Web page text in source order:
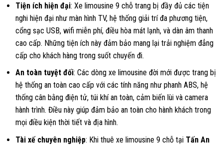
Tiện ích hiện đại: Xe limousine 9 chỗ trang bị đầy đủ các tiện
nghi hiện đại như màn hình TV, hệ thống giải trí đa phương tiện,
cổng sạc USB, wifi miễn phí, điều hòa mát lạnh, và dàn âm thanh
cao cấp. Những tiện ích này đảm bảo mang lại trải nghiệm đẳng
cấp cho khách hàng trong suốt chuyến đi.
An toàn tuyệt đối: Các dòng xe limousine đời mới được trang bị
hệ thống an toàn cao cấp với các tính năng như phanh ABS, hệ
thống cân bằng điện tử, túi khí an toàn, cảm biến lùi và camera
hành trình. Điều này giúp đảm bảo an toàn cho hành khách trong
mọi điều kiện thời tiết và địa hình.
Tài xế chuyên nghiệp: Khi thuê xe limousine 9 chỗ tại Tấn An